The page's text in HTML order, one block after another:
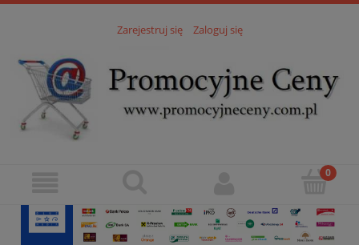
Zarejestruj się Zaloguj się